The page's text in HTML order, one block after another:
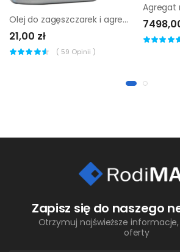
Olej do zagęszczarek i agregatów Kaltmann 10W30 0,6 l
21,00 zł
( 59 Opinii )
Zapisz się do naszego
Otrzymuj najświeższe
oferty